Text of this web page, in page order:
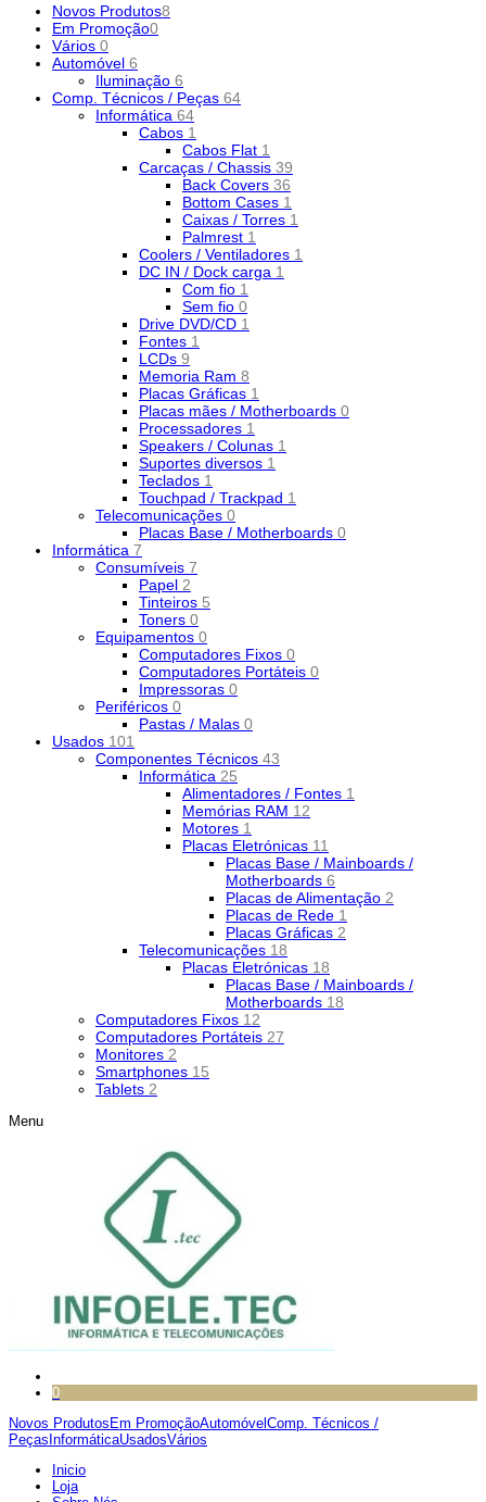
Novos Produtos8
Em Promoção0
Vários 0
Automóvel 6
Iluminação 6
Comp. Técnicos / Peças 64
Informática 64
Cabos 1
Cabos Flat 1
Carcaças / Chassis 39
Back Covers 36
Bottom Cases 1
Caixas / Torres 1
Palmrest 1
Coolers / Ventiladores 1
DC IN / Dock carga 1
Com fio 1
Sem fio 0
Drive DVD/CD 1
Fontes 1
LCDs 9
Memoria Ram 8
Placas Gráficas 1
Placas mães / Motherboards 0
Processadores 1
Speakers / Colunas 1
Suportes diversos 1
Teclados 1
Touchpad / Trackpad 1
Telecomunicações 0
Placas Base / Motherboards 0
Informática 7
Consumíveis 7
Papel 2
Tinteiros 5
Toners 0
Equipamentos 0
Computadores Fixos 0
Computadores Portáteis 0
Impressoras 0
Periféricos 0
Pastas / Malas 0
Usados 101
Componentes Técnicos 43
Informática 25
Alimentadores / Fontes 1
Memórias RAM 12
Motores 1
Placas Eletrónicas 11
Placas Base / Mainboards /
Motherboards 6
Placas de Alimentação 2
Placas de Rede 1
Placas Gráficas 2
Telecomunicações 18
Placas Eletrónicas 18
Placas Base / Mainboards /
Motherboards 18
Computadores Fixos 12
Computadores Portáteis 27
Monitores 2
Smartphones 15
Tablets 2
Menu
0
Novos Produtos Em PromoçãoAutomóvel Comp. Técnicos /
Peças InformáticaUsadosVários
Inicio
Loja